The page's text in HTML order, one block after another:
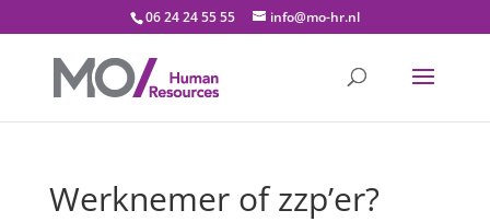
06 24 24 55 55 info@mo-hr.nl
Werknemer of zzp’er?